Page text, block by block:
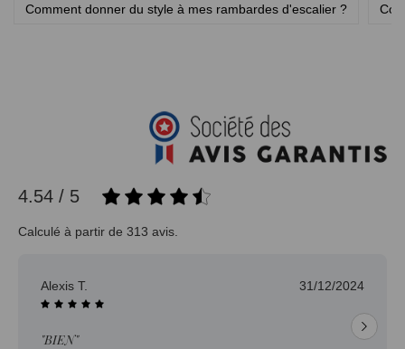
Comment donner du style à mes rambardes d'escalier ?
4.54 / 5
Calculé à partir de 313 avis.
31/12/2024
"Délai trop long pour un produit en stock."